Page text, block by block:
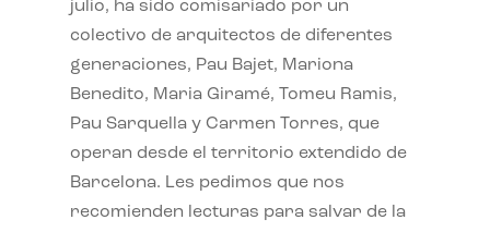
julio, ha sido comisariado por un
colectivo de arquitectos de diferentes
generaciones, Pau Bajet, Mariona
Benedito, Maria Giramé, Tomeu Ramis,
Pau Sarquella y Carmen Torres, que
operan desde el territorio extendido de
Barcelona. Les pedimos que nos
recomienden lecturas para salvar de la